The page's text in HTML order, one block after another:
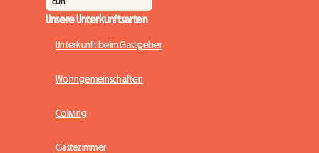
Unsere Unterkunftsarten
Unterkunft beim Gastgeber
Wohngemeinschaften
Coliving
Gästezimmer